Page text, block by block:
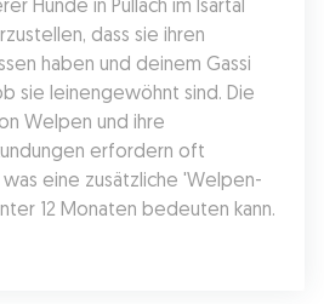
Hunde in Pullach im Isartal
dass sie ihren
haben und deinem Gassi
sie leinengewöhnt sind. Die
Welpen und ihre
erfordern oft
eine zusätzliche 'Welpen-
12 Monaten bedeuten kann.